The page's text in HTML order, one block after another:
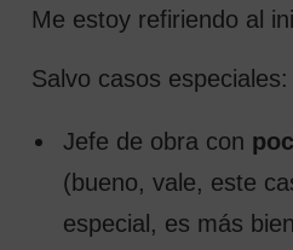
Me estoy refiriendo al
Salvo casos especiales:
Jefe de obra con
(bueno, vale, este
especial, es más